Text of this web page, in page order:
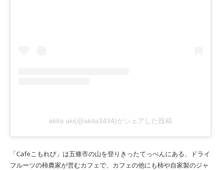
akita aki(@akita3434)がシェアした投稿
「Cafeこもれび」は五條市の山を登りきったてっぺんにある、ドライ
フルーツの柿農家が営むカフェで、カフェの他にも柿や自家製のジャ